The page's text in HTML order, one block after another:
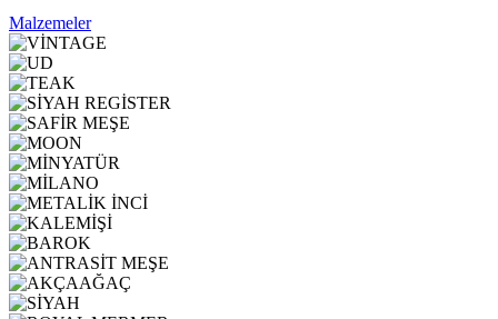
Malzemeler